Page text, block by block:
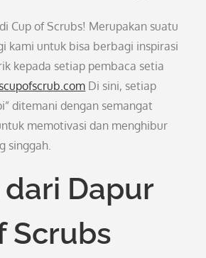
Cup of Scrubs! Merupakan suatu
kami untuk bisa berbagi inspirasi
kepada setiap pembaca setia
Di sini, setiap
ditemani dengan semangat
memotivasi dan menghibur
singgah.
Dapur
Scrubs